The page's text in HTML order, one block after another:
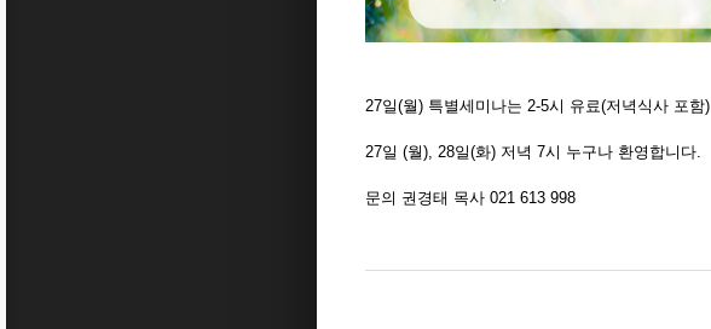
27일(월) 특별세미나는 2-5시 유료(저녁식사 포함)
27일 (월), 28일(화) 저녁 7시 누구나 환영합니다.
문의 권경태 목사 021 613 998